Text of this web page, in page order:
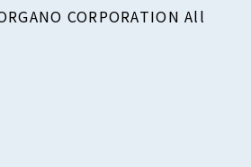
CORPORATION All